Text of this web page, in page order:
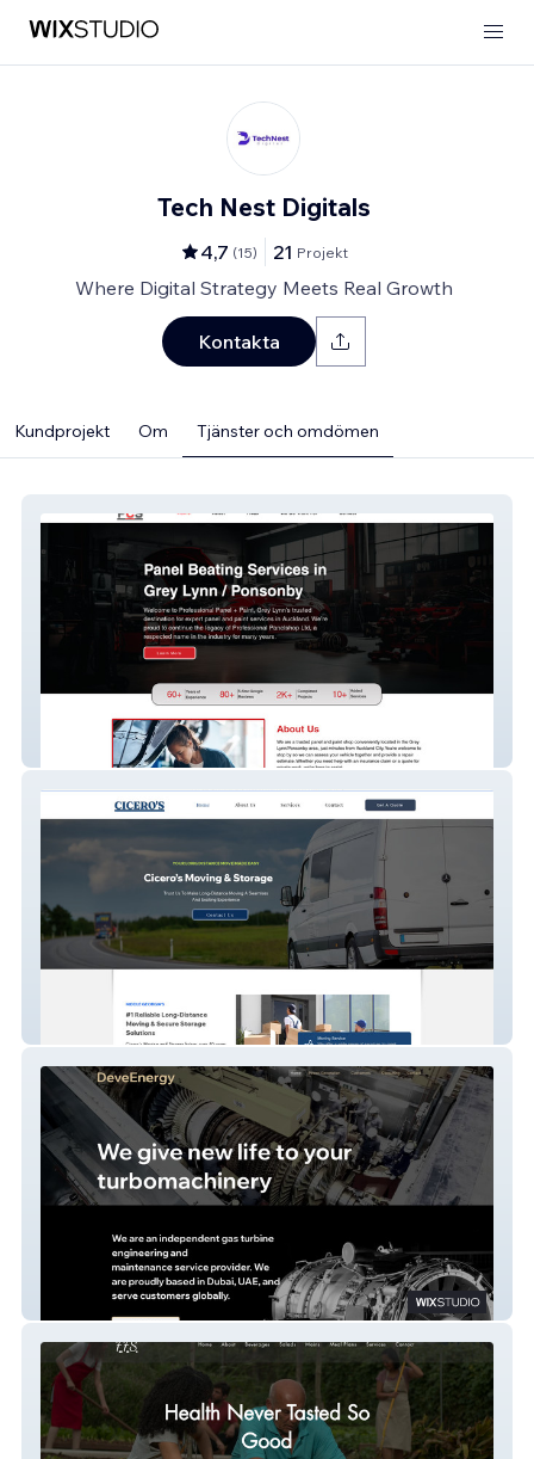
Tech Nest Digitals
4,7 (15) 21 Projekt
Where Digital Strategy Meets Real Growth
Kontakta
Kundprojekt Om Tjänster och omdömen
Professional Car Services – Auto Service
Move with Ciceros – Moving Service
Devee Energies